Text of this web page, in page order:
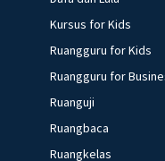
Kursus for Kids
Ruangguru for Kids
Ruangguru for
Ruanguji
Ruangbaca
Ruangkelas